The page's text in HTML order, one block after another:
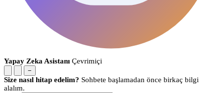
Yapay Zeka Asistanı Çevrimiçi
−
Size nasıl hitap edelim? Sohbete başlamadan önce birkaç bilgi
alalım.